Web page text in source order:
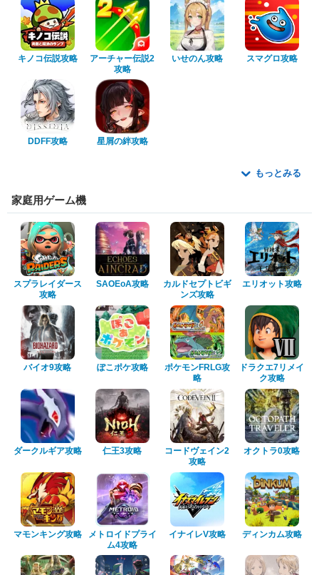
キノコ伝説攻略
アーチャー伝説2
攻略
いせのん攻略 スマグロ攻略
DDFF攻略 星屑の絆攻略
もっとみる
家庭用ゲーム機
スプラレイダース
攻略
SAOEoA攻略
カルドセプトビギ
ンズ攻略
エリオット攻略
バイオ9攻略 ぽこポケ攻略
ポケモンFRLG攻
略
ドラクエ7リメイ
ク攻略
ダークルギア攻略 仁王3攻略
コードヴェイン2
攻略
オクトラ0攻略
マモンキング攻略
メトロイドプライ
ム4攻略
イナイレV攻略 ディンカム攻略